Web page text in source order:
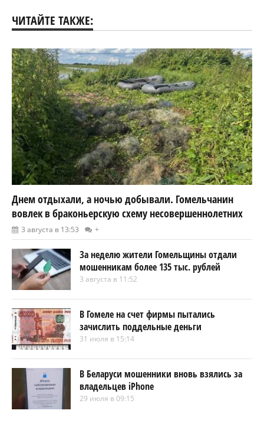
ЧИТАЙТЕ ТАКЖЕ:
Днем отдыхали, а ночью добывали. Гомельчанин
вовлек в браконьерскую схему несовершеннолетних
3 августа в 13:53 +
За неделю жители Гомельщины отдали
мошенникам более 135 тыс. рублей
3 августа в 11:52
В Гомеле на счет фирмы пытались
зачислить поддельные деньги
31 июля в 15:14
В Беларуси мошенники вновь взялись за
владельцев iPhone
29 июля в 09:15